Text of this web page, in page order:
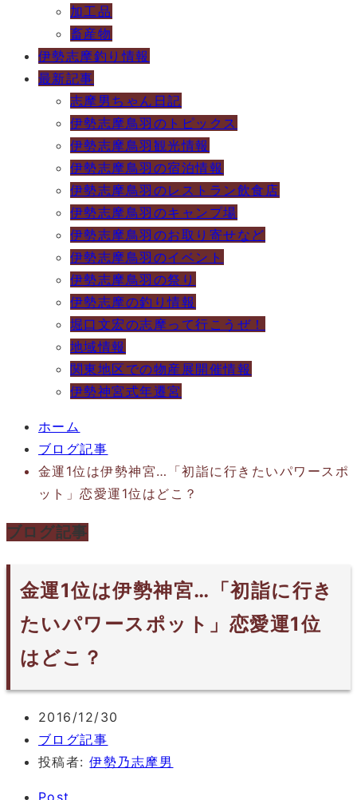
加工品
畜産物
伊勢志摩釣り情報
最新記事
志摩男ちゃん日記
伊勢志摩鳥羽のトピックス
伊勢志摩鳥羽観光情報
伊勢志摩鳥羽の宿泊情報
伊勢志摩鳥羽のレストラン飲食店
伊勢志摩鳥羽のキャンプ場
伊勢志摩鳥羽のお取り寄せなど
伊勢志摩鳥羽のイベント
伊勢志摩鳥羽の祭り
伊勢志摩の釣り情報
堀口文宏の志摩って行こうぜ！
地域情報
関東地区での物産展開催情報
伊勢神宮式年遷宮
ホーム
ブログ記事
金運1位は伊勢神宮…「初詣に行きたいパワースポ
ット」恋愛運1位はどこ？
ブログ記事
金運1位は伊勢神宮…「初詣に行き
たいパワースポット」恋愛運1位
はどこ？
2016/12/30
ブログ記事
投稿者:伊勢乃志摩男
Post